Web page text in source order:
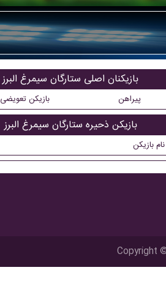
بازیکنان اصلی ستارگان سیمرغ البرز
پیراهن بازیکن تعویضی
بازیکن ذحیره ستارگان سیمرغ البرز
نام بازیکن
Copyright